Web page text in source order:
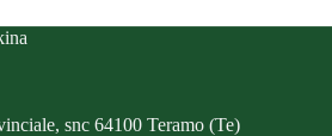
snc 64100 Teramo (Te)